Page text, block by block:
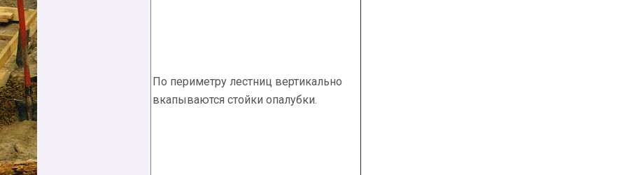
По периметру лестниц вертикально
вкапываются стойки опалубки.